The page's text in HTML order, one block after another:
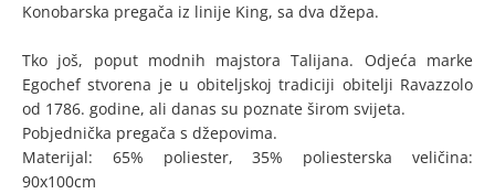
Konobarska pregača iz linije King, sa dva džepa.
Tko još, poput modnih majstora Talijana. Odjeća marke
Egochef stvorena je u obiteljskoj tradiciji obitelji Ravazzolo
od 1786. godine, ali danas su poznate širom svijeta.
Pobjednička pregača s džepovima.
Materijal: 65% poliester, 35% poliesterska veličina:
90x100cm